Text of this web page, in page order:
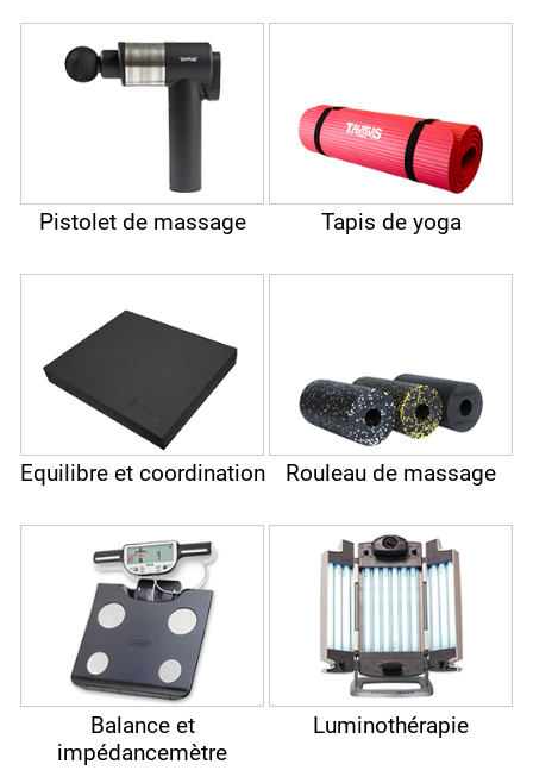
Pistolet de massage Tapis de yoga
Equilibre et coordination Rouleau de massage
Balance et
impédancemètre
Luminothérapie